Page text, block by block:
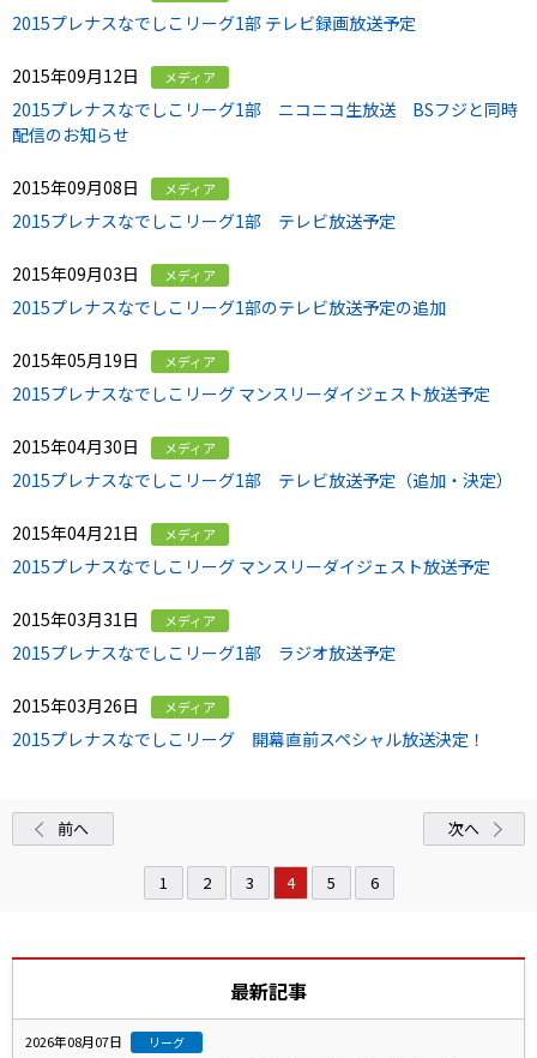
2015プレナスなでしこリーグ1部 テレビ録画放送予定
2015年09月12日 メディア
2015プレナスなでしこリーグ1部 ニコニコ生放送 BSフジと同時
配信のお知らせ
2015年09月08日 メディア
2015プレナスなでしこリーグ1部 テレビ放送予定
2015年09月03日 メディア
2015プレナスなでしこリーグ1部のテレビ放送予定の追加
2015年05月19日 メディア
2015プレナスなでしこリーグ マンスリーダイジェスト放送予定
2015年04月30日 メディア
2015プレナスなでしこリーグ1部 テレビ放送予定（追加・決定）
2015年04月21日 メディア
2015プレナスなでしこリーグ マンスリーダイジェスト放送予定
2015年03月31日 メディア
2015プレナスなでしこリーグ1部 ラジオ放送予定
2015年03月26日 メディア
2015プレナスなでしこリーグ 開幕直前スペシャル放送決定！
前へ
1 2 3 4 5 6
次へ
最新記事
2026年08月07日 リーグ